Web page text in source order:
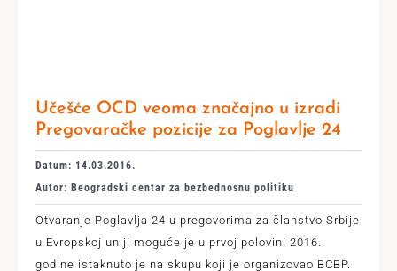
Učešće OCD veoma značajno u izradi
Pregovaračke pozicije za Poglavlje 24
Datum: 14.03.2016.
Autor: Beogradski centar za bezbednosnu politiku
Otvaranje Poglavlja 24 u pregovorima za članstvo Srbije
u Evropskoj uniji moguće je u prvoj polovini 2016.
godine istaknuto je na skupu koji je organizovao BCBP.